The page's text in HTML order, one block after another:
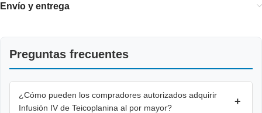
Envío y entrega
Preguntas frecuentes
¿Cómo pueden los compradores autorizados adquirir
Infusión IV de Teicoplanina al por mayor?
+